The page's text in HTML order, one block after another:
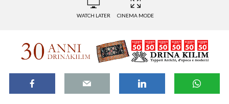
WATCH LATER CINEMA MODE